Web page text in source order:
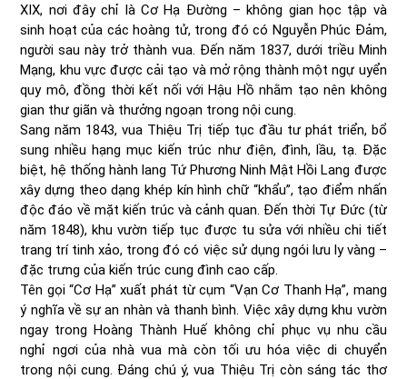
XIX, nơi đây chỉ là Cơ Hạ Đường – không gian học tập và
sinh hoạt của các hoàng tử, trong đó có Nguyễn Phúc Đảm,
người sau này trở thành vua. Đến năm 1837, dưới triều Minh
Mạng, khu vực được cải tạo và mở rộng thành một ngự uyển
quy mô, đồng thời kết nối với Hậu Hồ nhằm tạo nên không
gian thư giãn và thưởng ngoạn trong nội cung.
Sang năm 1843, vua Thiệu Trị tiếp tục đầu tư phát triển, bổ
sung nhiều hạng mục kiến trúc như điện, đình, lầu, tạ. Đặc
biệt, hệ thống hành lang Tứ Phương Ninh Mật Hồi Lang được
xây dựng theo dạng khép kín hình chữ “khẩu”, tạo điểm nhấn
độc đáo về mặt kiến trúc và cảnh quan. Đến thời Tự Đức (từ
năm 1848), khu vườn tiếp tục được tu sửa với nhiều chi tiết
trang trí tinh xảo, trong đó có việc sử dụng ngói lưu ly vàng –
đặc trưng của kiến trúc cung đình cao cấp.
Tên gọi “Cơ Hạ” xuất phát từ cụm “Vạn Cơ Thanh Hạ”, mang
ý nghĩa về sự an nhàn và thanh bình. Việc xây dựng khu vườn
ngay trong Hoàng Thành Huế không chỉ phục vụ nhu cầu
nghỉ ngơi của nhà vua mà còn tối ưu hóa việc di chuyển
trong nội cung. Đáng chú ý, vua Thiệu Trị còn sáng tác thơ